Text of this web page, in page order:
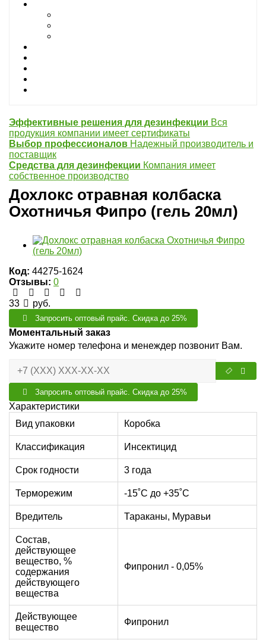
Эффективные решения для дезинфекции Вся
продукция компании имеет сертификаты
Выбор профессионалов Надежный производитель и
поставщик
Средства для дезинфекции Компания имеет
собственное производство
Дохлокс отравная колбаска
Охотничья Фипро (гель 20мл)
Код: 44275-1624
Отзывы: 0
33 руб.
Запросить оптовый прайс. Скидка до 25%
Моментальный заказ
Укажите номер телефона и менеждер позвонит Вам.
Запросить оптовый прайс. Скидка до 25%
Характеристики
Вид упаковки
Коробка
Классификация Инсектицид
Срок годности 3 года
Терморежим -15˚С до +35˚С
Вредитель Тараканы, Муравьи
Состав,
действующее
вещество, %
содержания
действующего
вещества
Фипронил - 0,05%
Действующее
вещество
Фипронил